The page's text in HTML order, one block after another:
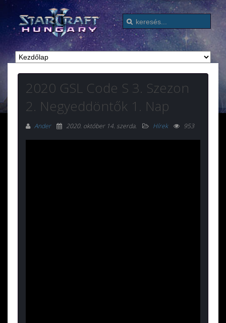
2020 GSL Code S 3. Szezon
2. Negyeddöntők 1. Nap
Ander 2020. október 14. szerda. Hírek 953